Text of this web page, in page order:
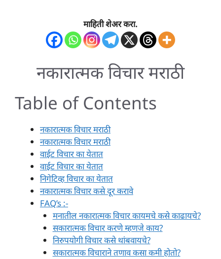
माहिती शेअर करा.
नकारात्मक विचार मराठी
Table of Contents
नकारात्मक विचार मराठी
नकारात्मक विचार मराठी
वाईट विचार का येतात
वाईट विचार का येतात
निगेटिव्ह विचार का येतात
नकारात्मक विचार कसे दूर करावे
FAQ’s :-
मनातील नकारात्मक विचार कायमचे कसे काढायचे?
सकारात्मक विचार करणे म्हणजे काय?
निरुपयोगी विचार कसे थांबवायचे?
सकारात्मक विचाराने तणाव कसा कमी होतो?